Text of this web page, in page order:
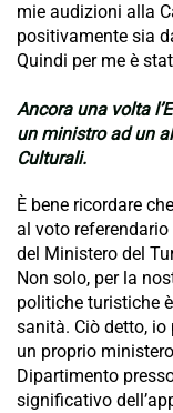
mie audizioni alla
positivamente sia
Quindi per me è
Ancora una volta
un ministro ad un
Culturali.
È bene ricordare
al voto referendario
del Ministero del
Non solo, per la
politiche turistiche
sanità. Ciò detto,
un proprio
Dipartimento
significativo